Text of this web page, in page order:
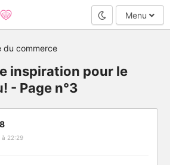
Mode nuit
Menu
du commerce
inspiration pour le
- Page n°3
22:29